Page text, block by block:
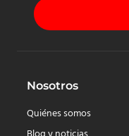
Nosotros
Quiénes somos